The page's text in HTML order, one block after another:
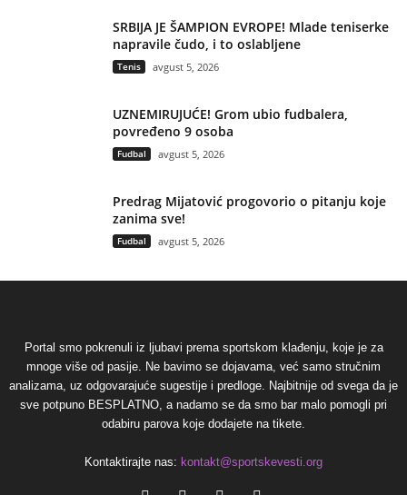
SRBIJA JE ŠAMPION EVROPE! Mlade teniserke
napravile čudo, i to oslabljene
Tenis avgust 5, 2026
UZNEMIRUJUĆE! Grom ubio fudbalera,
povređeno 9 osoba
Fudbal avgust 5, 2026
Predrag Mijatović progovorio o pitanju koje
zanima sve!
Fudbal avgust 5, 2026
Portal smo pokrenuli iz ljubavi prema sportskom klađenju, koje je za
mnoge više od pasije. Ne bavimo se dojavama, već samo stručnim
analizama, uz odgovarajuće sugestije i predloge. Najbitnije od svega da je
sve potpuno BESPLATNO, a nadamo se da smo bar malo pomogli pri
odabiru parova koje dodajete na tikete.
Kontaktirajte nas: kontakt@sportskevesti.org